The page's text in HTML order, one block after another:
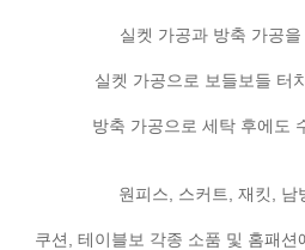
실켓 가공과 방축 가공을
실켓 가공으로 보들보들 터
방축 가공으로 세탁 후에도
원피스, 스커트, 재킷, 남
쿠션, 테이블보 각종 소품 및 홈패션